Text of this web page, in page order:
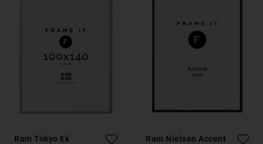
Ram Tokyo Ek
Ram Nielsen Accent